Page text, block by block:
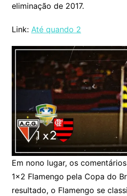
eliminação de 2017.
Link: Até quando 2
Em nono lugar, os
1×2 Flamengo pela Copa do
resultado, o Flamengo se